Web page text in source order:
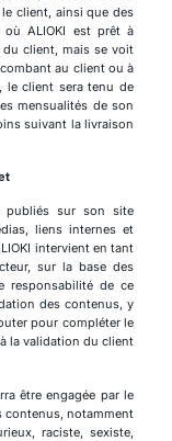
client, ainsi que des
où ALIOKI est prêt à
client, mais se voit
au client ou à
le client sera tenu de
mensualités de son
suivant la livraison
publiés sur son site
liens internes et
intervient en tant
sur la base des
responsabilité de ce
des contenus, y
pour compléter le
la validation du client
être engagée par le
contenus, notamment
raciste, sexiste,